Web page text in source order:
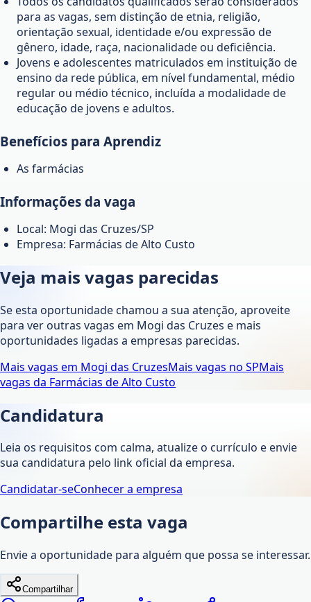
para as vagas, sem distinção de etnia, religião,
orientação sexual, identidade e/ou expressão de
gênero, idade, raça, nacionalidade ou deficiência.
Jovens e adolescentes matriculados em instituição de
ensino da rede pública, em nível fundamental, médio
regular ou médio técnico, incluída a modalidade de
educação de jovens e adultos.
Benefícios para Aprendiz
As farmácias
Informações da vaga
Local: Mogi das Cruzes/SP
Empresa: Farmácias de Alto Custo
Veja mais vagas parecidas
Se esta oportunidade chamou a sua atenção, aproveite
para ver outras vagas em Mogi das Cruzes e mais
oportunidades ligadas a empresas parecidas.
Mais vagas em Mogi das CruzesMais vagas no SPMais
vagas da Farmácias de Alto Custo
Candidatura
Leia os requisitos com calma, atualize o currículo e envie
sua candidatura pelo link oficial da empresa.
Candidatar-seConhecer a empresa
Compartilhe esta vaga
Envie a oportunidade para alguém que possa se interessar.
Compartilhar